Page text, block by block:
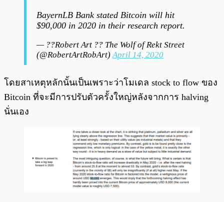
BayernLB Bank stated Bitcoin will hit
$90,000 in 2020 in their research report.
— ??Robert Art ?? The Wolf of Rekt Street
(@RobertArtRobArt)April 14, 2020
โดยสาเหตุหลักนั้นเป็นเพราะว่าโมเดล stock to flow ของ
Bitcoin ที่จะมีการปรับตัวครั้งใหญ่หลังจากการ halving
นั่นเอง